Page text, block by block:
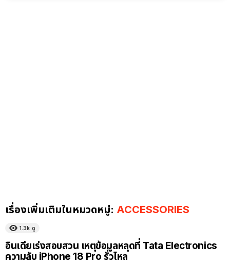
เรื่องเพิ่มเติมในหมวดหมู่: ACCESSORIES
1.3k ดู
อินเดียเร่งสอบสวน เหตุข้อมูลหลุดที่ Tata Electronics
ความลับ iPhone 18 Pro รั่วไหล